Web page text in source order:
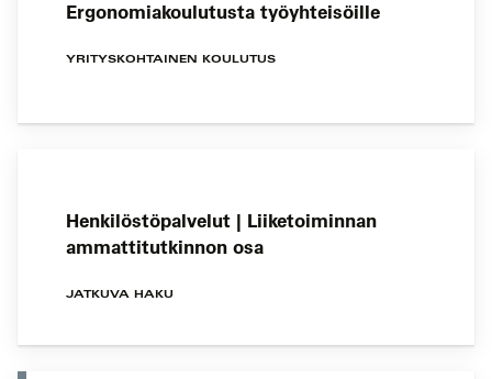
Ergonomiakoulutusta työyhteisöille
YRITYSKOHTAINEN KOULUTUS
Henkilöstöpalvelut | Liiketoiminnan
ammattitutkinnon osa
JATKUVA HAKU